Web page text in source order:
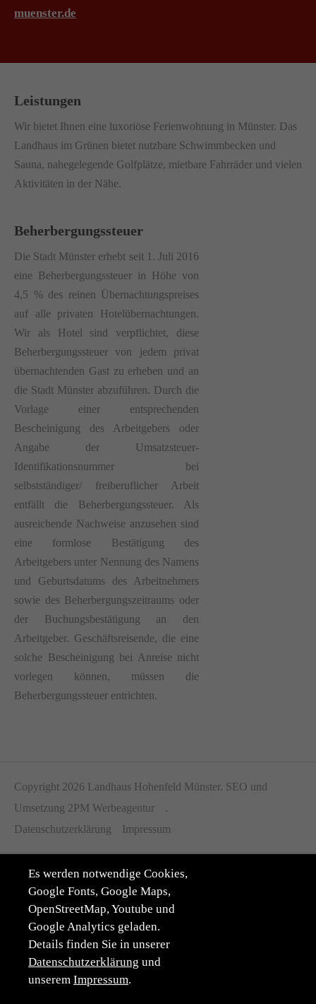
muenster.de
Leistungen
Wir bietet Ihnen eine luxoriöse Ferienwohnung in Münster. Das
Landhaus im Grünen bietet nutzbare Schwimmbecken und
Sauna, nahegelegende Golfplätze, mietbare Fahrräder und vielen
Aktivitäten in der Nähe.
Beherbergungssteuer
Die Stadt Münster erhebt seit 1. Juli 2016
eine Beherbergungssteuer in Höhe von
4,5 % des reinen Übernachtungspreises
auf alle privaten Hotelübernachtungen.
Wir als Hotel sind verpflichtet, diese
Beherbergungssteuer von jedem privat
übernachtenden Gast zu erheben und an
die Stadt Münster abzuführen. Durch die
Vorlage einer entsprechenden
Bescheinigung des Arbeitgebers oder
Angabe der Umsatzsteuer-
Identifikationsnummer bei
selbstständiger/ freiberuflicher Arbeit
entfällt die Beherbergungssteuer. Als
ausreichende Nachweise anzusehen sind
eine formlose Bestätigung des
Arbeitgebers unter Nennung des Namens
und Geburtsdatums des Arbeitnehmers
sowie des Beherbergungszeitraums oder
der Buchungsbestätigung an den
Arbeitgeber. Geschäftsreisende, die eine
solche Bescheinigung bei Anreise nicht
vorlegen können, müssen die
Beherbergungssteuer entrichten.
Copyright 2026 Landhaus Hohenfeld Münster. SEO und
Umsetzung 2PM Werbeagentur
.
Datenschutzerklärung
Impressum
Es werden notwendige Cookies,
Google Fonts, Google Maps,
OpenStreetMap, Youtube und
Google Analytics geladen.
Details finden Sie in unserer
Datenschutzerklärung und
unserem Impressum.